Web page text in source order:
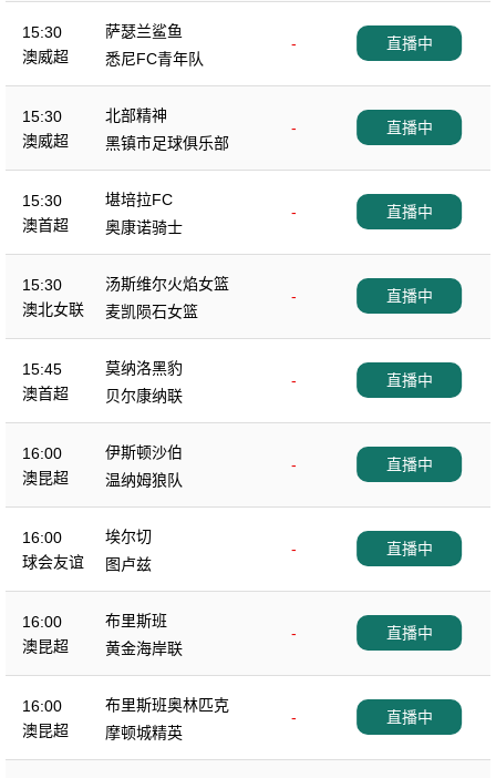
15:30
澳威超
萨瑟兰鲨鱼
-
悉尼FC青年队
直播中
15:30
澳威超
北部精神
-
黑镇市足球俱乐部
直播中
15:30
澳首超
堪培拉FC
-
奥康诺骑士
直播中
15:30
澳北女联
汤斯维尔火焰女篮
-
麦凯陨石女篮
直播中
15:45
澳首超
莫纳洛黑豹
-
贝尔康纳联
直播中
16:00
澳昆超
伊斯顿沙伯
-
温纳姆狼队
直播中
16:00
球会友谊
埃尔切
-
图卢兹
直播中
16:00
澳昆超
布里斯班
-
黄金海岸联
直播中
16:00
澳昆超
布里斯班奥林匹克
-
摩顿城精英
直播中